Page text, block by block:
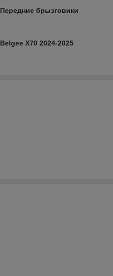
Передние брызговики
Belgee X70 2024-2025